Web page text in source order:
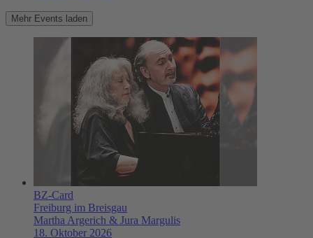
Mehr Events laden
BZ-Card
Freiburg im Breisgau
Martha Argerich & Jura Margulis
18. Oktober 2026